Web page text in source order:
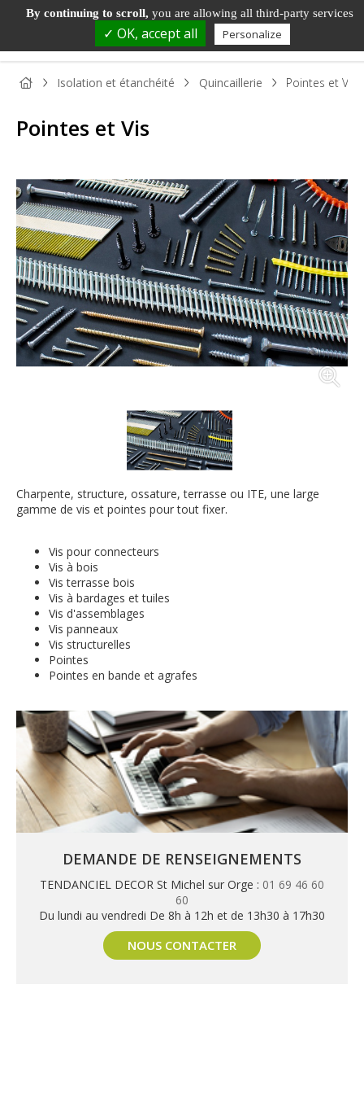
PANNEAU
BOIS
PANNEAU
DÉCORATIF
PARQUET
ET SOL
STRATIFIÉ
BOIS DE
MENUISERIE
ET
Isolation et étanchéité Quincaillerie Pointes et Vis
Pointes et Vis
Charpente, structure, ossature, terrasse ou ITE, une large
gamme de vis et pointes pour tout fixer.
Vis pour connecteurs
Vis à bois
Vis terrasse bois
Vis à bardages et tuiles
Vis d'assemblages
Vis panneaux
Vis structurelles
Pointes
Pointes en bande et agrafes
DEMANDE DE RENSEIGNEMENTS
TENDANCIEL DECOR St Michel sur Orge : 01 69 46 60
60
Du lundi au vendredi De 8h à 12h et de 13h30 à 17h30
NOUS CONTACTER
By continuing to scroll, you are allowing all third-party services
✓ OK, accept all Personalize